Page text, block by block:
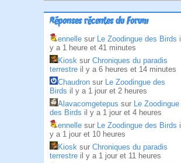
Réponses récentes du Forum
ennelle sur Le Zoodingue des Birds il
y a 1 heure et 41 minutes
Kiosk sur Chroniques du paradis
terrestre il y a 6 heures et 14 minutes
Chaudron sur Le Zoodingue des
Birds il y a 1 jour et 2 heures
Alavacomgetepus sur Le Zoodingue
des Birds il y a 1 jour et 4 heures
ennelle sur Le Zoodingue des Birds il
y a 1 jour et 10 heures
Kiosk sur Chroniques du paradis
terrestre il y a 1 jour et 11 heures